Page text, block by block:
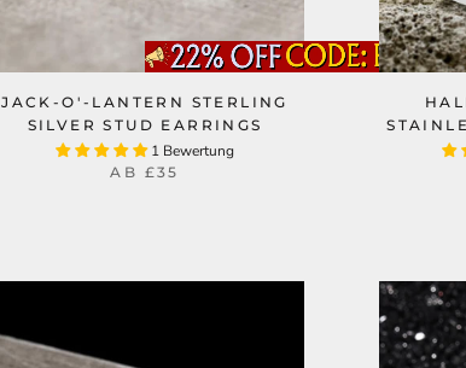
JACK-O'-LANTERN STERLING
SILVER STUD EARRINGS
1 Bewertung
AB £35